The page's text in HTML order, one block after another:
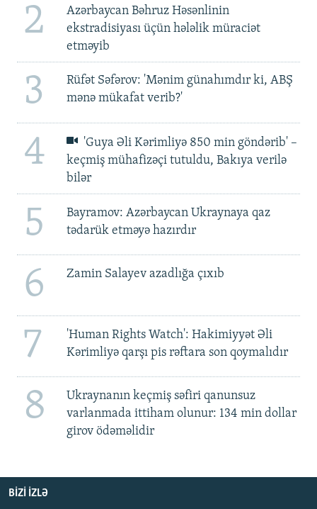
2
Azərbaycan Bəhruz Həsənlinin
ekstradisiyası üçün hələlik müraciət
etməyib
3
Rüfət Səfərov: 'Mənim günahımdır ki, ABŞ
mənə mükafat verib?'
4
'Guya Əli Kərimliyə 850 min göndərib' –
keçmiş mühafizəçi tutuldu, Bakıya verilə
bilər
5
Bayramov: Azərbaycan Ukraynaya qaz
tədarük etməyə hazırdır
6 Zamin Salayev azadlığa çıxıb
7
'Human Rights Watch': Hakimiyyət Əli
Kərimliyə qarşı pis rəftara son qoymalıdır
8
Ukraynanın keçmiş səfiri qanunsuz
varlanmada ittiham olunur: 134 min dollar
girov ödəməlidir
BIZI IZLƏ